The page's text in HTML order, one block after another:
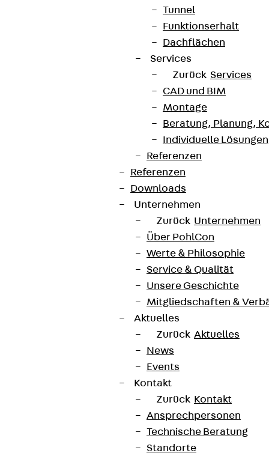
Tunnel
Funktionserhalt
Dachflächen
Services
Zurück Services
CAD und BIM
Montage
Beratung, Planung,
Individuelle Lösungen
Referenzen
Referenzen
Downloads
Unternehmen
Zurück Unternehmen
Über PohlCon
Werte & Philosophie
Service & Qualität
Unsere Geschichte
Mitgliedschaften &
Aktuelles
Zurück Aktuelles
News
Events
Kontakt
Zurück Kontakt
Ansprechpersonen
Technische Beratung
Standorte